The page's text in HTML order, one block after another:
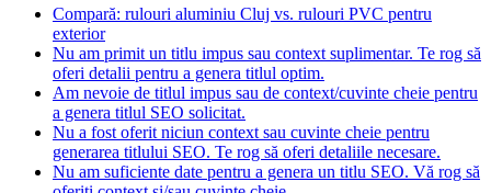
Compară: rulouri aluminiu Cluj vs. rulouri PVC pentru
exterior
Nu am primit un titlu impus sau context suplimentar. Te rog să
oferi detalii pentru a genera titlul optim.
Am nevoie de titlul impus sau de context/cuvinte cheie pentru
a genera titlul SEO solicitat.
Nu a fost oferit niciun context sau cuvinte cheie pentru
generarea titlului SEO. Te rog să oferi detaliile necesare.
Nu am suficiente date pentru a genera un titlu SEO. Vă rog să